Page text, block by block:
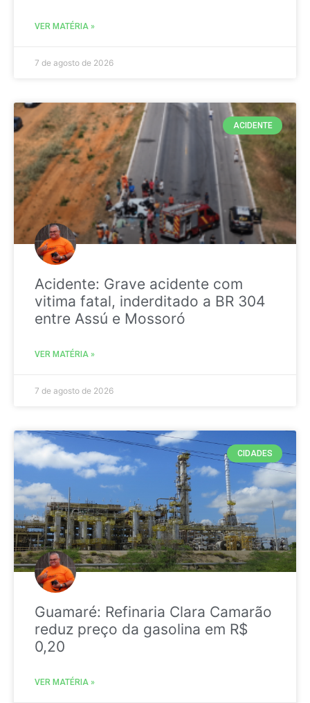
VER MATÉRIA »
7 de agosto de 2026
ACIDENTE
Acidente: Grave acidente com
vitima fatal, inderditado a BR 304
entre Assú e Mossoró
VER MATÉRIA »
7 de agosto de 2026
CIDADES
Guamaré: Refinaria Clara Camarão
reduz preço da gasolina em R$
0,20
VER MATÉRIA »